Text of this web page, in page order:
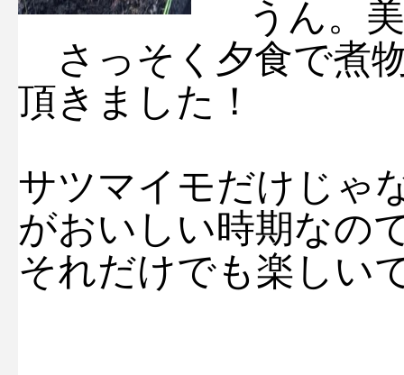
うん。
さっそく夕食で煮
頂きました！
サツマイモだけじゃ
がおいしい時期なの
それだけでも楽しい